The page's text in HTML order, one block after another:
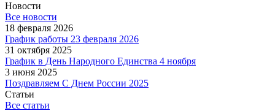
Новости
Все новости
18 февраля 2026
График работы 23 февраля 2026
31 октября 2025
График в День Народного Единства 4 ноября
3 июня 2025
Поздравляем С Днем России 2025
Статьи
Все статьи